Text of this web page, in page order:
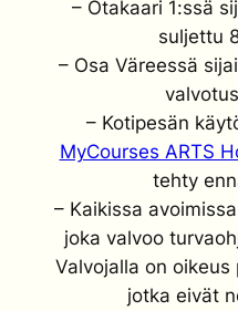
– Otakaari 1:ssä
suljettu
– Osa Väreessä
– Kotipesän
MyCourses ARTS
tehty
– Kaikissa
joka valvoo
Valvojalla on
jotka eivät